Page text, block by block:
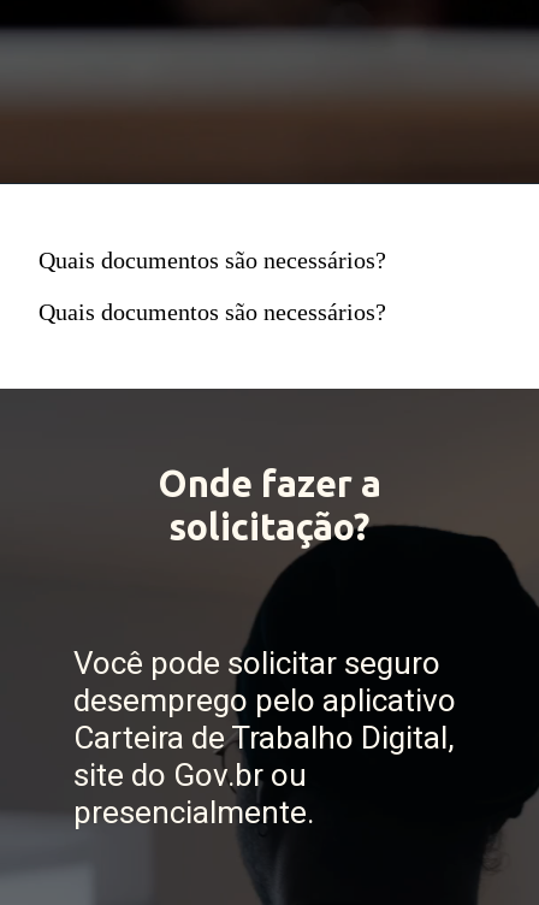
Quais documentos são necessários?
Quais documentos são necessários?
Onde fazer a
solicitação?
Você pode solicitar seguro
desemprego pelo aplicativo
Carteira de Trabalho Digital,
site do Gov.br ou
presencialmente.